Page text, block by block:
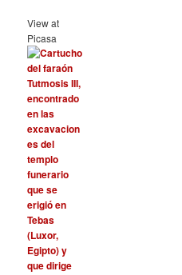
View at
Picasa